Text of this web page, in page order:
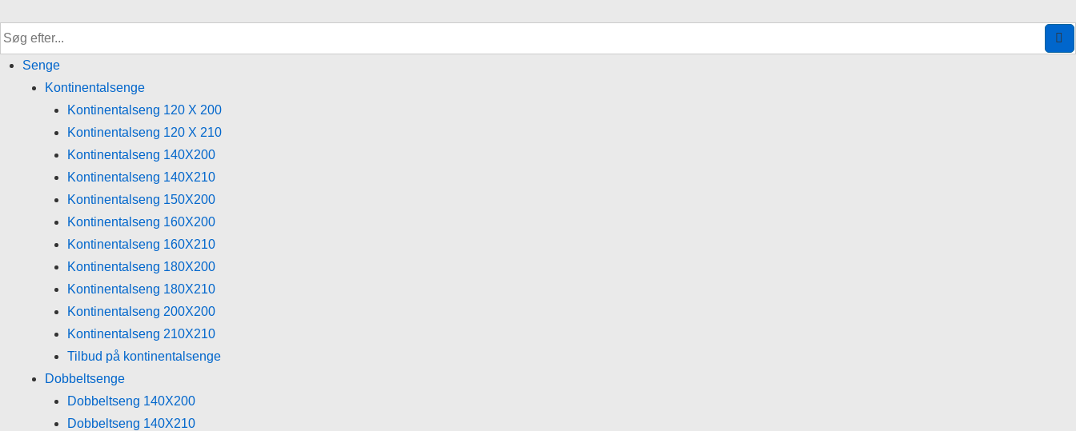
Hop
til
Senge
Kontinentalsenge
Kontinentalseng 120 X 200
Kontinentalseng 120 X 210
Kontinentalseng 140X200
Kontinentalseng 140X210
Kontinentalseng 150X200
Kontinentalseng 160X200
Kontinentalseng 160X210
Kontinentalseng 180X200
Kontinentalseng 180X210
Kontinentalseng 200X200
Kontinentalseng 210X210
Tilbud på kontinentalsenge
Dobbeltsenge
Dobbeltseng 140X200
Dobbeltseng 140X210